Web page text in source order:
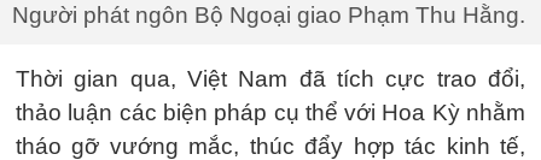
Người phát ngôn Bộ Ngoại giao Phạm Thu Hằng.
Thời gian qua, Việt Nam đã tích cực trao đổi,
thảo luận các biện pháp cụ thể với Hoa Kỳ nhằm
tháo gỡ vướng mắc, thúc đẩy hợp tác kinh tế,